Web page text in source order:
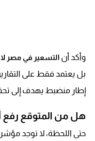
وأكد أن التسعير في مصر
بل يعتمد فقط على
إطار منضبط يهدف إلى
هل من المتوقع رفع
حتى اللحظة، لا توجد